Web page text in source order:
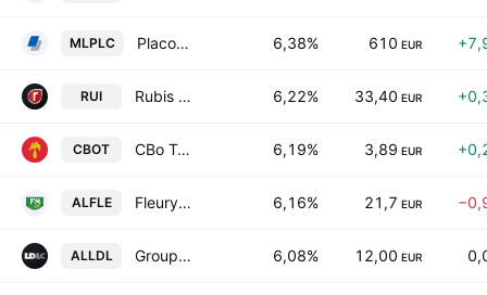
MLPLC Placoplatre SA 6,38% 610 EUR
RUI Rubis SCA 6,22% 33,40 EUR
CBOT CBo Territoria SA 6,19% 3,89 EUR
ALFLE Fleury Michon SA 6,16% 21,7 EUR
ALLDL Groupe LDLC SA 6,08% 12,00 EUR